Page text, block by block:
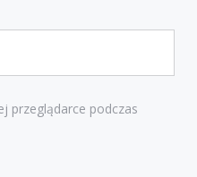
przeglądarce podczas